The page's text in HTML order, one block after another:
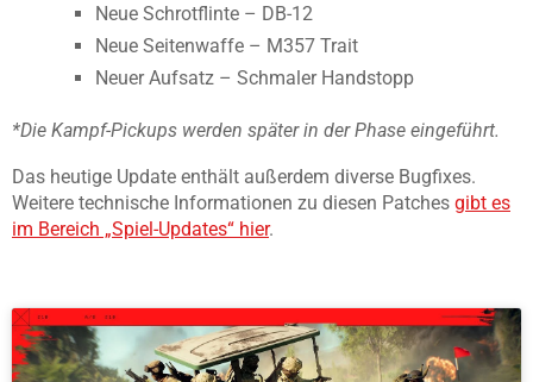
Neue Schrotflinte – DB-12
Neue Seitenwaffe – M357 Trait
Neuer Aufsatz – Schmaler Handstopp
*Die Kampf-Pickups werden später in der Phase eingeführt.
Das heutige Update enthält außerdem diverse Bugfixes.
Weitere technische Informationen zu diesen Patches gibt es
im Bereich „Spiel-Updates“ hier.